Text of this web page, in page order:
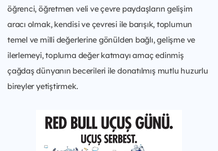
öğrenci, öğretmen veli ve çevre paydaşların gelişim
aracı olmak, kendisi ve çevresi ile barışık, toplumun
temel ve milli değerlerine gönülden bağlı, gelişme ve
ilerlemeyi, topluma değer katmayı amaç edinmiş
çağdaş dünyanın becerileri ile donatılmış mutlu huzurlu
bireyler yetiştirmek.